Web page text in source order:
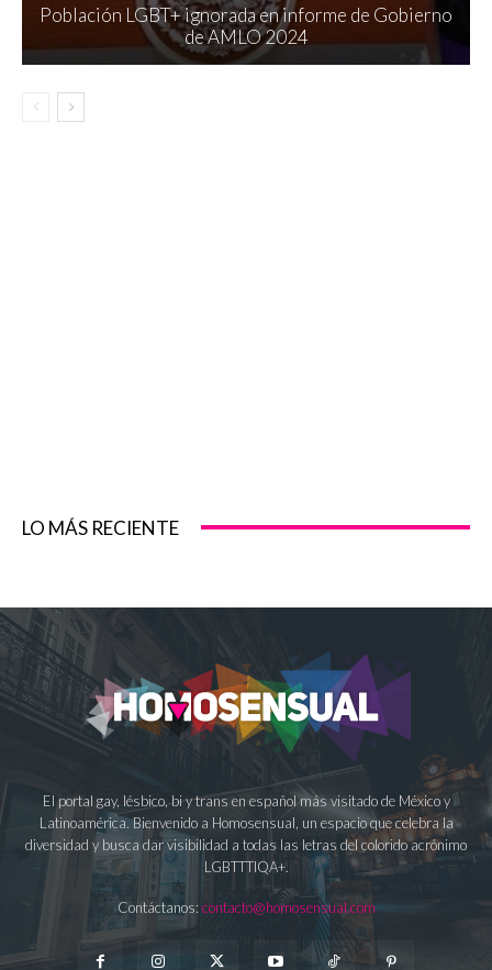
Población LGBT+ ignorada en informe de Gobierno
de AMLO 2024
LO MÁS RECIENTE
El portal gay, lésbico, bi y trans en español más visitado de México y
Latinoamérica. Bienvenido a Homosensual, un espacio que celebra la
diversidad y busca dar visibilidad a todas las letras del colorido acrónimo
LGBTTTIQA+.
Contáctanos: contacto@homosensual.com